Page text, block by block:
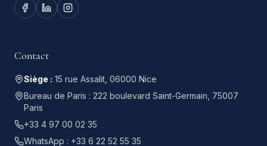
Contact
Siège : 15 rue Assalit, 06000 Nice
Bureau de Paris : 222 boulevard Saint-Germain, 75007
Paris
+33 4 97 00 02 35
WhatsApp : +33 6 22 52 55 35